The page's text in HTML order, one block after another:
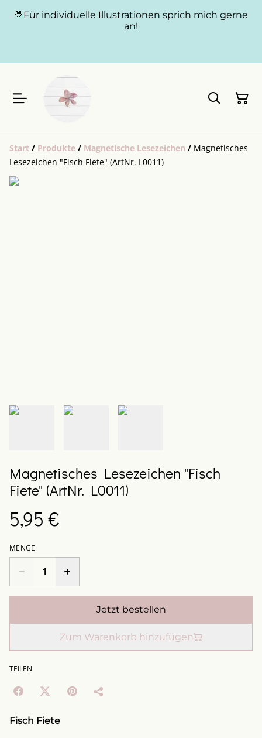
💛Für individuelle Illustrationen sprich mich gerne
an!
Start / Produkte / Magnetische Lesezeichen / Magnetisches
Lesezeichen "Fisch Fiete" (ArtNr. L0011)
Magnetisches Lesezeichen "Fisch
Fiete" (ArtNr. L0011)
5,95 €
MENGE
Jetzt bestellen
Zum Warenkorb hinzufügen
TEILEN
Fisch Fiete